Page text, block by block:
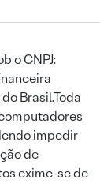
o CNPJ:
Brasil.Toda
impedir
de
exime-se de